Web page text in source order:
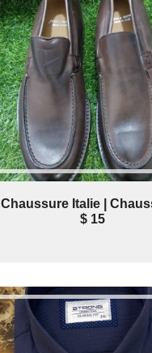
Chaussure Italie |
$ 15